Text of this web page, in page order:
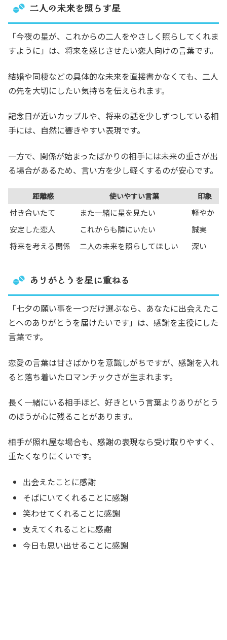
二人の未来を照らす星
「今夜の星が、これからの二人をやさしく照らしてくれま
すように」は、将来を感じさせたい恋人向けの言葉です。
結婚や同棲などの具体的な未来を直接書かなくても、二人
の先を大切にしたい気持ちを伝えられます。
記念日が近いカップルや、将来の話を少しずつしている相
手には、自然に響きやすい表現です。
一方で、関係が始まったばかりの相手には未来の重さが出
る場合があるため、言い方を少し軽くするのが安心です。
距離感 使いやすい言葉 印象
付き合いたて また一緒に星を見たい
軽やか
安定した恋人
これからも隣にいたい
誠実
将来を考える関係
二人の未来を照らしてほしい 深い
ありがとうを星に重ねる
「七夕の願い事を一つだけ選ぶなら、あなたに出会えたこ
とへのありがとうを届けたいです」は、感謝を主役にした
言葉です。
恋愛の言葉は甘さばかりを意識しがちですが、感謝を入れ
ると落ち着いたロマンチックさが生まれます。
長く一緒にいる相手ほど、好きという言葉よりありがとう
のほうが心に残ることがあります。
相手が照れ屋な場合も、感謝の表現なら受け取りやすく、
重たくなりにくいです。
出会えたことに感謝
そばにいてくれることに感謝
笑わせてくれることに感謝
支えてくれることに感謝
今日も思い出せることに感謝